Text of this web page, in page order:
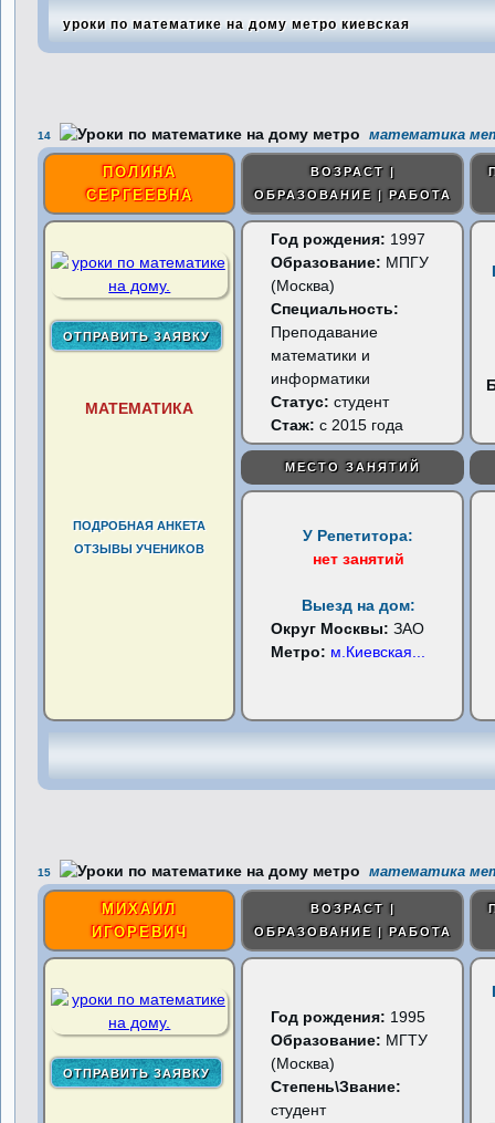
уроки по математике на дому метро киевская
14 математика
ПОЛИНА
СЕРГЕЕВНА
ВОЗРАСТ |
ОБРАЗОВАНИЕ | РАБОТА
МАТЕМАТИКА
ПОДРОБНАЯ АНКЕТА
ОТЗЫВЫ УЧЕНИКОВ
Год рождения: 1997
Образование: МПГУ
(Москва)
Специальность:
Преподавание
математики и
информатики
Статус:студент
Стаж: с 2015 года
МЕСТО ЗАНЯТИЙ
У Репетитора:
нет занятий
Выезд на дом:
Округ Москвы:ЗАО
Метро: м.Киевская
15 математика
МИХАИЛ
ИГОРЕВИЧ
ВОЗРАСТ |
ОБРАЗОВАНИЕ | РАБОТА
Год рождения: 1995
Образование: МГТУ
(Москва)
Степень\Звание:
студент